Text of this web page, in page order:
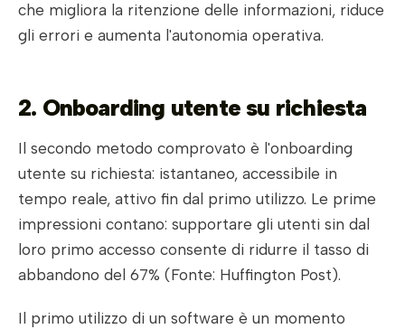
che migliora la ritenzione delle informazioni, riduce
gli errori e aumenta l'autonomia operativa.
2. Onboarding utente su richiesta
Il secondo metodo comprovato è l'onboarding
utente su richiesta: istantaneo, accessibile in
tempo reale, attivo fin dal primo utilizzo. Le prime
impressioni contano: supportare gli utenti sin dal
loro primo accesso consente di ridurre il tasso di
abbandono del 67% (Fonte: Huffington Post).
Il primo utilizzo di un software è un momento